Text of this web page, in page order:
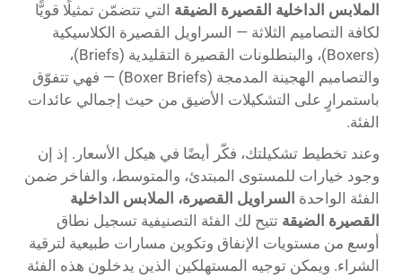
الملابس الداخلية القصيرة الضيقة التي تتضمّن تمثيلًا قويًّا
لكافة التصاميم الثلاثة — السراويل القصيرة الكلاسيكية
(Boxers)، والبنطلونات القصيرة التقليدية (Briefs)،
والتصاميم الهجينة المدمجة (Boxer Briefs) — فهي تتفوّق
باستمرارٍ على التشكيلات الأضيق من حيث إجمالي عائدات
الفئة.
وعند تخطيط تشكيلتك، فكّر أيضًا في هيكل الأسعار. إذ إن
وجود خيارات للمستوى المبتدئ، والمتوسط، والفاخر ضمن
الفئة الواحدة السراويل القصيرة، الملابس الداخلية
القصيرة الضيقة تتيح لك الفئة التصنيفية تسجيل نطاق
أوسع من مستويات الإنفاق وتكوين مسارات طبيعية لترقية
الشراء. ويمكن توجيه المستهلكين الذين يدخلون هذه الفئة